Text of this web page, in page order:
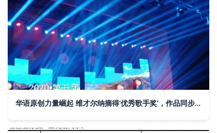
华语原创力量崛起 维才尔纳摘得‘优秀歌手奖’，作品同步登陆影视节目制作